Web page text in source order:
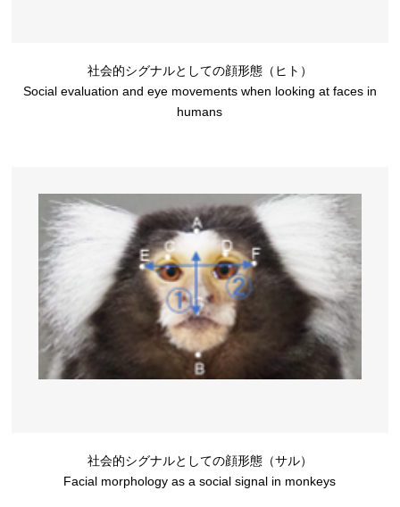
社会的シグナルとしての顔形態（ヒト）
Social evaluation and eye movements when looking at faces in
humans
社会的シグナルとしての顔形態（サル）
Facial morphology as a social signal in monkeys